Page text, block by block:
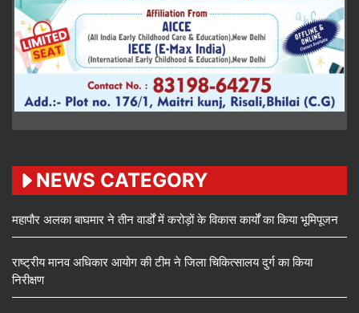
NEWS CATEGORY
महापौर अलका बाघमार ने तीन वार्डों में करोड़ों के विकास कार्यों का किया भूमिपूजन
राष्ट्रीय मानव अधिकार आयोग की टीम ने जिला चिकित्सालय दुर्ग का किया
निरीक्षण